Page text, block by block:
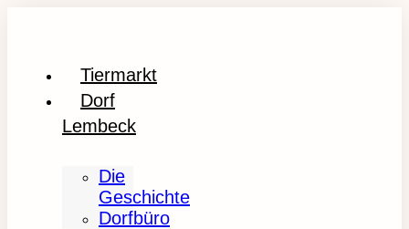
Tiermarkt
Dorf
Lembeck
Die
Geschichte
Dorfbüro